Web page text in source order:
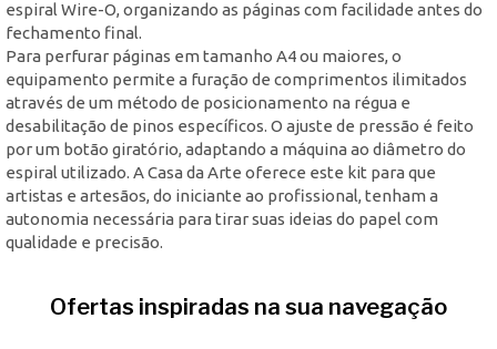
espiral Wire-O, organizando as páginas com facilidade antes do
fechamento final.
Para perfurar páginas em tamanho A4 ou maiores, o
equipamento permite a furação de comprimentos ilimitados
através de um método de posicionamento na régua e
desabilitação de pinos específicos. O ajuste de pressão é feito
por um botão giratório, adaptando a máquina ao diâmetro do
espiral utilizado. A Casa da Arte oferece este kit para que
artistas e artesãos, do iniciante ao profissional, tenham a
autonomia necessária para tirar suas ideias do papel com
qualidade e precisão.
Ofertas inspiradas na sua navegação